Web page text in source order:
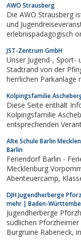
Reiterferien.
AWO Strausberg
Die AWO Strausberg
und
erlebnispädagogisch
Weiterbildung von
JST-Zentrum GmbH
Unser Jugend-, Sport- und Tagungszentrum liegt am nördlichen
Stadtrand von der
herrlichen Parkanlage
umfangreiche Angebot auf
Möglichkeiten zur...
Kolpingsfamilie
Diese Seite enthält
Kolpingsfamilie
entsprechenden
Bilder von unseren
Alte Schule Barlin
Barlin
Feriendorf Barlin -
Mecklenburg Vorpommern. Jagen,
DJH Jugendherberge
mehr | Baden-
Jugendherberge
südlichen
Burgruine Rabeneck, in der sich die moderne Jugendherberge